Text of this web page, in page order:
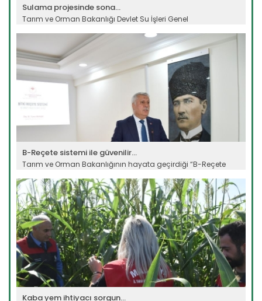
Sulama projesinde sona...
Tarım ve Orman Bakanlığı Devlet Su İşleri Genel
B-Reçete sistemi ile güvenilir...
Tarım ve Orman Bakanlığının hayata geçirdiği “B-Reçete
Devamını Oku ->
Kaba yem ihtiyacı sorgun...